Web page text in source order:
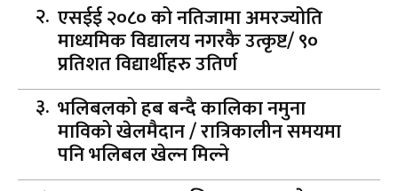
एसईई २०८० को नतिजामा अमरज्योति
माध्यमिक विद्यालय नगरकै उत्कृष्ट/ ९०
प्रतिशत विद्यार्थीहरु उतिर्ण
भलिबलको हब बन्दै कालिका नमुना
माविको खेलमैदान / रात्रिकालीन समयमा
पनि भलिबल खेल्न मिल्ने